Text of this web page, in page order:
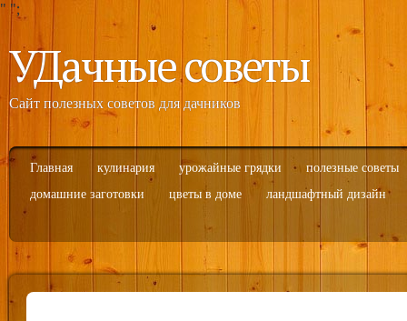
" ";
УДачные советы
Сайт полезных советов для дачников
Главная кулинария урожайные грядки
полезные советы
домашние заготовки
цветы в доме ландшафтный дизайн